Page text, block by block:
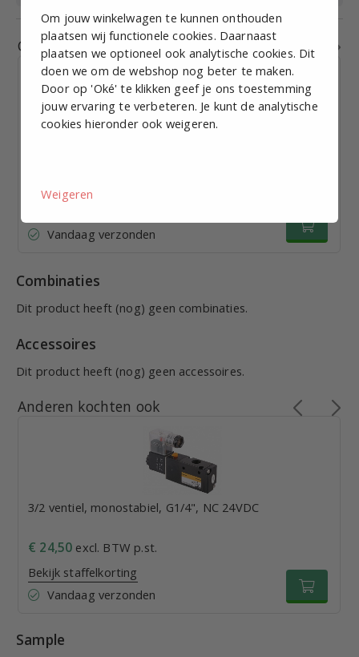
Gerelateerde producten
Vandaag verzonden
Combinaties
Dit product heeft (nog) geen combinaties.
Accessoires
Dit product heeft (nog) geen accessoires.
Anderen kochten ook
3/2 ventiel, monostabiel, G1/4", NC 24VDC
€ 24,50 excl. BTW p.st.
Bekijk staffelkorting
Vandaag verzonden
Sample
Om jouw winkelwagen te kunnen onthouden
plaatsen wij functionele cookies. Daarnaast
plaatsen we optioneel ook analytische cookies. Dit
doen we om de webshop nog beter te maken.
Door op 'Oké' te klikken geef je ons toestemming
jouw ervaring te verbeteren. Je kunt de analytische
cookies hieronder ook weigeren.
Weigeren